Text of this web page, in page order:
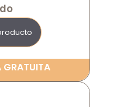
GRATUITA